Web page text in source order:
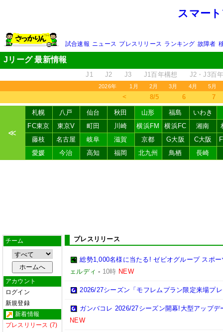
スマー
試合速報 ニュース プレスリリース ランキング 故障者
Jリーグ 最新情報
J1 J2 J3 J1百年構想 J2・J3百
2026年 1月 2月 3月 4月 5月
＜ 8/5 6 7
≪
札幌 八戸 仙台 秋田 山形 福島
いわき
FC東京
東京V 町田 川崎 横浜FM 横浜FC 湘南
藤枝
名古屋 岐阜 滋賀 京都 G大阪 C大阪
愛媛
今治 高知 福岡 北九州 鳥栖 長崎
チーム
アカウント
ログイン
新規登録
新着情報
プレスリリース (7)
プレスリリース
総勢1,000名様に当たる! ゼビオグループ スポ
ェルディ - 10時 NEW
2026/27シーズン「モフレムプラン限定来場プ
ガンバコレ 2026/27シーズン開幕!大型アップデ
NEW